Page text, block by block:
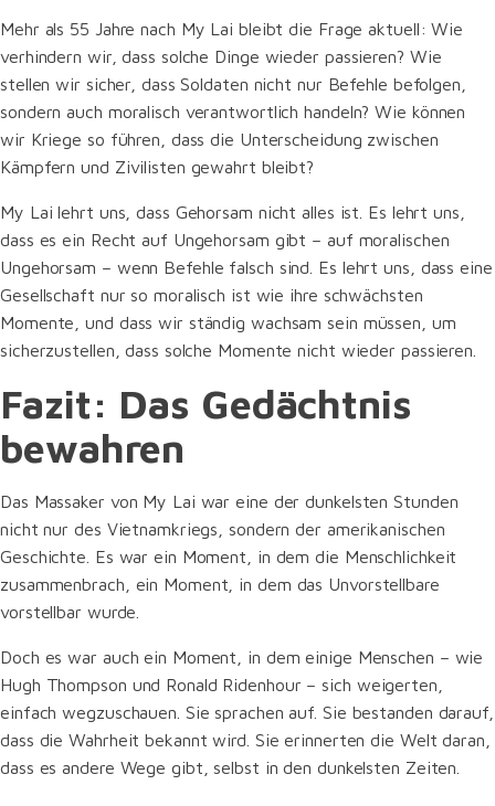
Mehr als 55 Jahre nach My Lai bleibt die Frage aktuell: Wie
verhindern wir, dass solche Dinge wieder passieren? Wie
stellen wir sicher, dass Soldaten nicht nur Befehle befolgen,
sondern auch moralisch verantwortlich handeln? Wie können
wir Kriege so führen, dass die Unterscheidung zwischen
Kämpfern und Zivilisten gewahrt bleibt?
My Lai lehrt uns, dass Gehorsam nicht alles ist. Es lehrt uns,
dass es ein Recht auf Ungehorsam gibt – auf moralischen
Ungehorsam – wenn Befehle falsch sind. Es lehrt uns, dass eine
Gesellschaft nur so moralisch ist wie ihre schwächsten
Momente, und dass wir ständig wachsam sein müssen, um
sicherzustellen, dass solche Momente nicht wieder passieren.
Fazit: Das Gedächtnis
bewahren
Das Massaker von My Lai war eine der dunkelsten Stunden
nicht nur des Vietnamkriegs, sondern der amerikanischen
Geschichte. Es war ein Moment, in dem die Menschlichkeit
zusammenbrach, ein Moment, in dem das Unvorstellbare
vorstellbar wurde.
Doch es war auch ein Moment, in dem einige Menschen – wie
Hugh Thompson und Ronald Ridenhour – sich weigerten,
einfach wegzuschauen. Sie sprachen auf. Sie bestanden darauf,
dass die Wahrheit bekannt wird. Sie erinnerten die Welt daran,
dass es andere Wege gibt, selbst in den dunkelsten Zeiten.